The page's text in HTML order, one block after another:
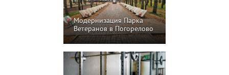
Модернизация Парка
Ветеранов в Погорелово